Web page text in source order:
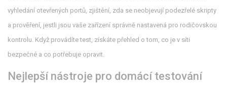
vyhledání otevřených portů, zjištění, zda se neobjevují podezřelé skripty
a prověření, jestli jsou vaše zařízení správně nastavená pro rodičovskou
kontrolu. Když provádíte test, získáte přehled o tom, co je v síti
bezpečné a co potřebuje opravit.
Nejlepší nástroje pro domácí testování